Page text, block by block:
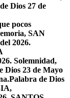
Dios 27 de
pocos
SAN
2026.
Solemnidad,
Dios 23 de Mayo
Palabra de Dios